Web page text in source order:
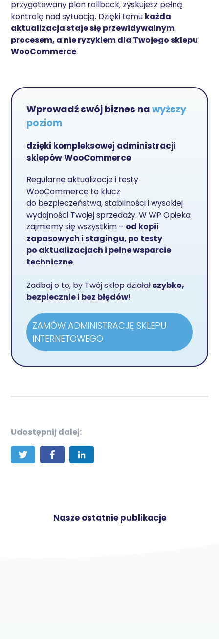
przygotowany plan rollback, zyskujesz pełną
kontrolę nad sytuacją. Dzięki temu każda
aktualizacja staje się przewidywalnym
procesem, a nie ryzykiem dla Twojego sklepu
WooCommerce.
Wprowadź swój biznes nawyższy
poziom
dzięki kompleksowej administracji
sklepów WooCommerce
Regularne aktualizacje i testy
WooCommerce to klucz
do bezpieczeństwa, stabilności i wysokiej
wydajności Twojej sprzedaży. W WP Opieka
zajmiemy się wszystkim – od kopii
zapasowych i stagingu, po testy
po aktualizacjach i pełne wsparcie
techniczne.
Zadbaj o to, by Twój sklep działałszybko,
bezpiecznie i bez błędów!
ZAMÓW ADMINISTRACJĘ SKLEPU
INTERNETOWEGO
Udostępnij dalej:
Nasze ostatnie publikacje